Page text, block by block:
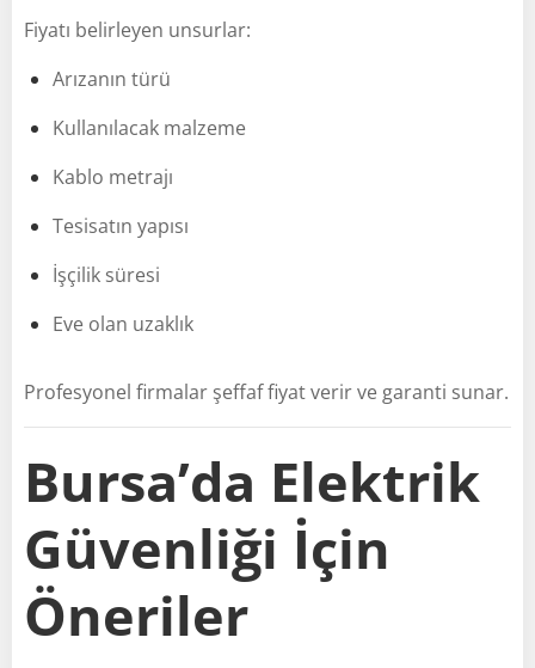
Fiyatı belirleyen unsurlar:
Arızanın türü
Kullanılacak malzeme
Kablo metrajı
Tesisatın yapısı
İşçilik süresi
Eve olan uzaklık
Profesyonel firmalar şeffaf fiyat verir ve garanti sunar.
Bursa’da Elektrik
Güvenliği İçin
Öneriler